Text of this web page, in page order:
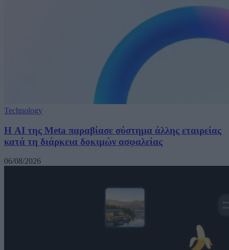
Technology
Η AI της Meta παραβίασε σύστημα άλλης εταιρείας
κατά τη διάρκεια δοκιμών ασφαλείας
06/08/2026